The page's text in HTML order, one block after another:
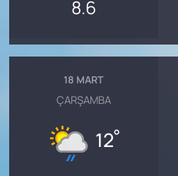
8.6
18 MART
ÇARŞAMBA
12°